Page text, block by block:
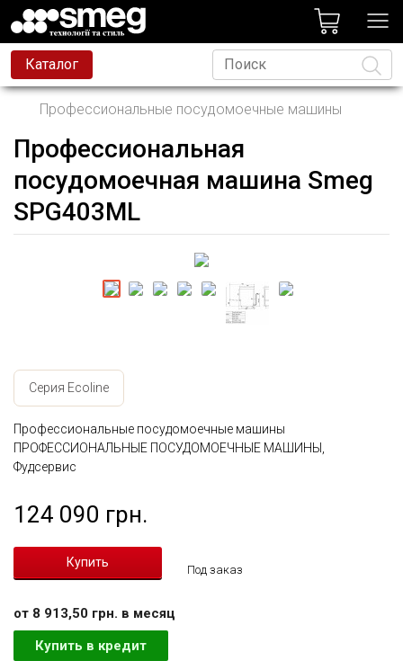
Каталог
Профессиональные посудомоечные машины
Профессиональная
посудомоечная машина Smeg
SPG403ML
Серия Ecoline
Профессиональные посудомоечные машины
ПРОФЕССИОНАЛЬНЫЕ ПОСУДОМОЕЧНЫЕ МАШИНЫ,
Фудсервис
124 090 грн.
Под заказ
от 8 913,50 грн. в месяц
Купить в кредит